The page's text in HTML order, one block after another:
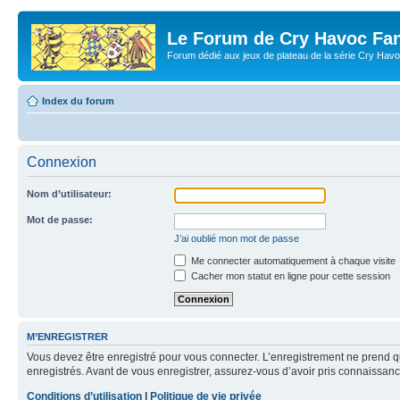
Le Forum de Cry Havoc
Forum dédié aux jeux de plateau de la série Cry
Index du forum
Connexion
Nom d’utilisateur:
Mot de passe:
J’ai oublié mon mot de passe
Me connecter automatiquement à chaque visite
Cacher mon statut en ligne pour cette session
M’ENREGISTRER
Vous devez être enregistré pour vous connecter. L’enregistrement ne
enregistrés. Avant de vous enregistrer, assurez-vous d’avoir pris
Conditions d’utilisation
Politique de vie privée